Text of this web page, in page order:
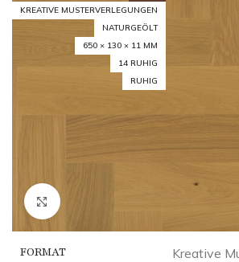
KREATIVE MUSTERVERLEGUNGEN
NATURGEÖLT
650 × 130 × 11 MM
14 RUHIG
RUHIG
Click to enlarge
FORMAT Kreative